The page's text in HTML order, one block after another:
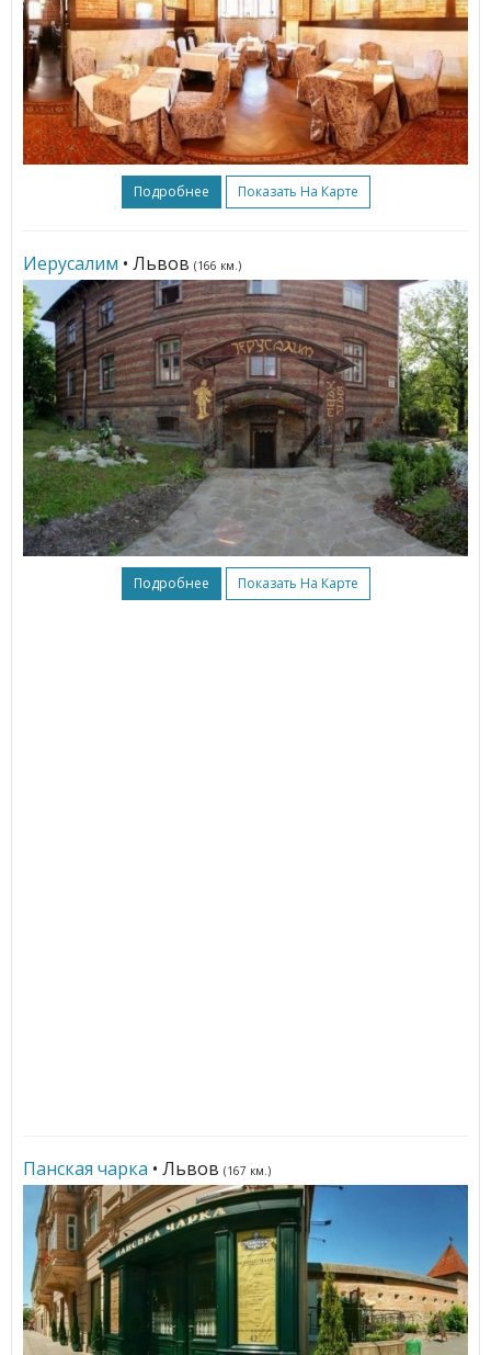
Подробнее Показать На Карте
Иерусалим • Львов (166 км.)
Подробнее Показать На Карте
Панская чарка • Львов (167 км.)